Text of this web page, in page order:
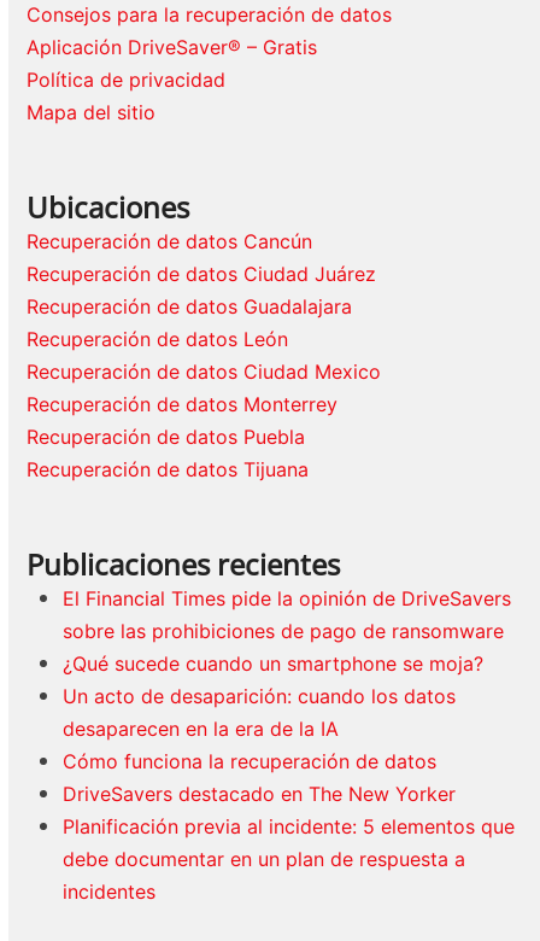
Consejos para la recuperación de datos
Aplicación DriveSaver® – Gratis
Política de privacidad
Mapa del sitio
Ubicaciones
Recuperación de datos Cancún
Recuperación de datos Ciudad Juárez
Recuperación de datos Guadalajara
Recuperación de datos León
Recuperación de datos Ciudad Mexico
Recuperación de datos Monterrey
Recuperación de datos Puebla
Recuperación de datos Tijuana
Publicaciones recientes
El Financial Times pide la opinión de DriveSavers
sobre las prohibiciones de pago de ransomware
¿Qué sucede cuando un smartphone se moja?
Un acto de desaparición: cuando los datos
desaparecen en la era de la IA
Cómo funciona la recuperación de datos
DriveSavers destacado en The New Yorker
Planificación previa al incidente: 5 elementos que
debe documentar en un plan de respuesta a
incidentes